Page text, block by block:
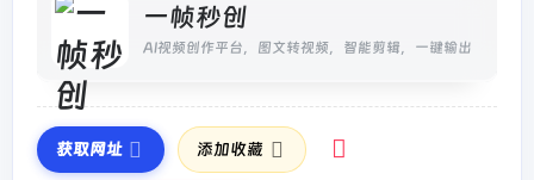
一帧秒创
AI视频创作平台，图文转视频，智能剪辑，一键输出
获取网址 添加收藏